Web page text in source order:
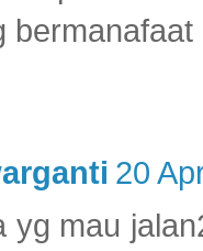
bermanafaat
20
yg mau